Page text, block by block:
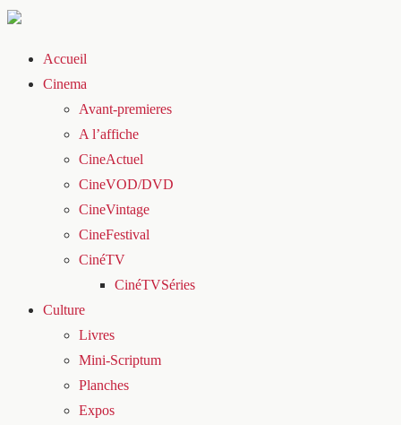
Accueil
Cinema
Avant-premieres
A l’affiche
CineActuel
CineVOD/DVD
CineVintage
CineFestival
CinéTV
CinéTVSéries
Culture
Livres
Mini-Scriptum
Planches
Expos